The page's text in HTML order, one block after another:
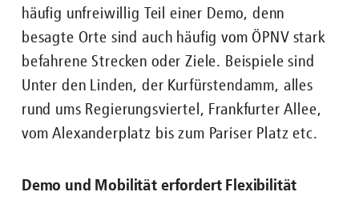
häufig unfreiwillig Teil einer Demo, denn
besagte Orte sind auch häufig vom ÖPNV stark
befahrene Strecken oder Ziele. Beispiele sind
Unter den Linden, der Kurfürstendamm, alles
rund ums Regierungsviertel, Frankfurter Allee,
vom Alexanderplatz bis zum Pariser Platz etc.
Demo und Mobilität erfordert Flexibilität